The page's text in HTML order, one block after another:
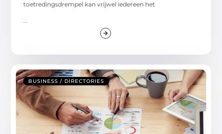
toetredingsdrempel kan vrijwel iedereen het
BUSINESS / DIRECTORIES